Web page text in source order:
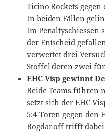
Ticino Rockets
In beiden Fällen
Im Penaltyschiessen
der Entscheid
verwertet drei
Stoffel deren zwei für
EHC Visp gewinnt
Beide Teams führen
setzt sich der EHC
5:4-Toren gegen den
Bogdanoff trifft dabei